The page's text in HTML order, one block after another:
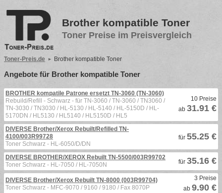
Brother kompatible Toner
Toner Preise im Preisvergleich
Toner-Preis.de Brother kompatible Toner
Angebote für Brother kompatible Toner
BROTHER kompatile Patrone ersetzt TN-3060 (TN-3060)
Rebuild/Refill - Schwarz - für TN-3060 / TN-3060 / TN3060 /
TN-3030 / TN3030 / HL-5130 / HL-5140 / HL-5150D / HL-
5170DN / HL5130 / HL5140 / HL5150D / HL5
10 Preise
ab 31.91 €
DIVERSE Brother/Xerox Rebuilt/Refilled TN-
4100/003R99728
Toner Schwarz - HL-6050/D/DN
für 55.25 €
DIVERSE BROTHER/XEROX Rebuilt TN-5500/003R99702
Toner Schwarz - HL-7050 / HL-7050N
für 35.16 €
DIVERSE Brother/Xerox Rebuilt TN-8000 (003R99704)
Toner Schwarz - MFC-9070 / 9160 / 9180 / Fax 8070P
3 Preise
ab 9.90 €